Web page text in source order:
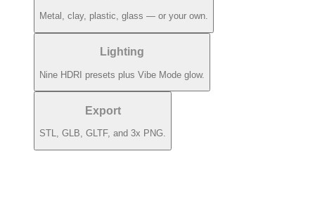
Metal, clay, plastic, glass — or your own.
Lighting
Nine HDRI presets plus Vibe Mode glow.
Export
STL, GLB, GLTF, and 3x PNG.